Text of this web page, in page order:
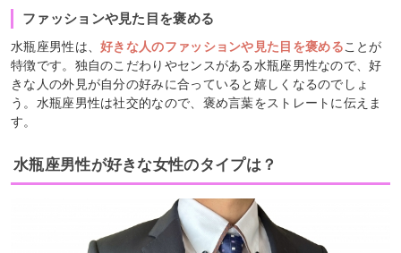
ファッションや見た目を褒める
水瓶座男性は、好きな人のファッションや見た目を褒めることが
特徴です。独自のこだわりやセンスがある水瓶座男性なので、好
きな人の外見が自分の好みに合っていると嬉しくなるのでしょ
う。水瓶座男性は社交的なので、褒め言葉をストレートに伝えま
す。
水瓶座男性が好きな女性のタイプは？